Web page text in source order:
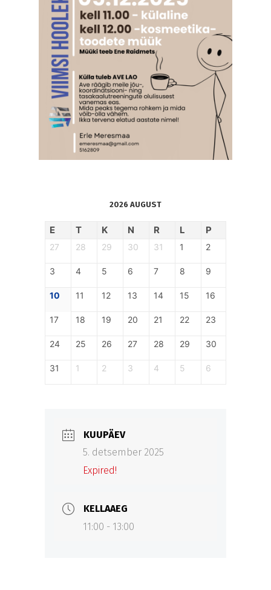
2026 AUGUST
E T K N R L P
27 28 29 30 31 1 2
3 4 5 6 7 8 9
10 11 12 13 14 15 16
17 18 19 20 21 22 23
24 25 26 27 28 29 30
31 1 2 3 4 5 6
KUUPÄEV
5. detsember 2025
Expired!
KELLAAEG
11:00 - 13:00